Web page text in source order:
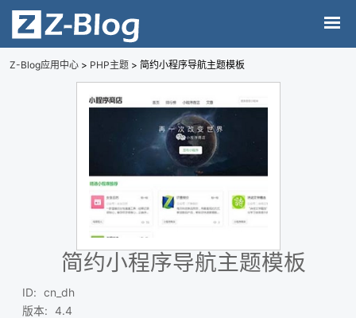
Z-Blog应用中心 > PHP主题 > 简约小程序导航主题模板
简约小程序导航主题模板
ID:
cn_dh
版本:
4.4